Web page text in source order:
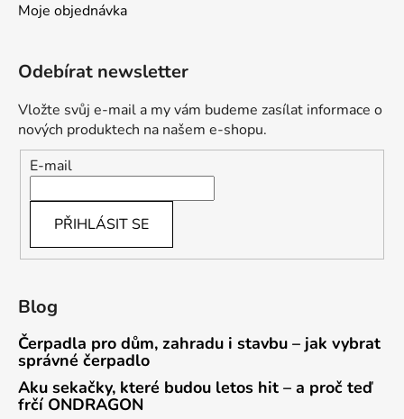
Moje objednávka
Odebírat newsletter
Vložte svůj e-mail a my vám budeme zasílat informace o
nových produktech na našem e-shopu.
E-mail
PŘIHLÁSIT SE
Blog
Čerpadla pro dům, zahradu i stavbu – jak vybrat
správné čerpadlo
Aku sekačky, které budou letos hit – a proč teď
frčí ONDRAGON